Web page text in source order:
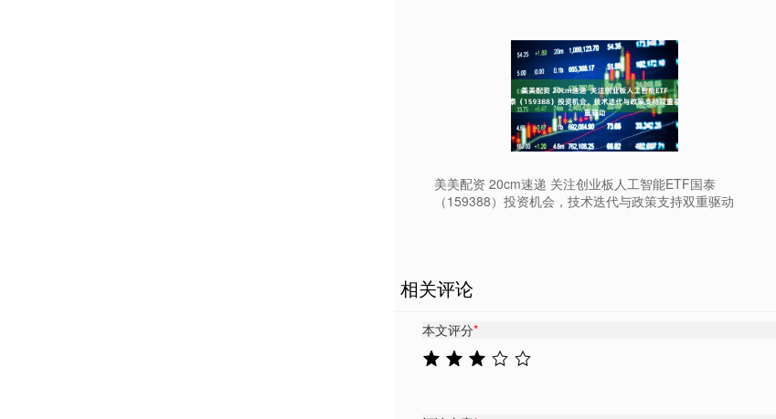
美美配资 20cm速递 关注创业板人工智能ETF国泰
（159388）投资机会，技术迭代与政策支持双重驱动
相关评论
本文评分*